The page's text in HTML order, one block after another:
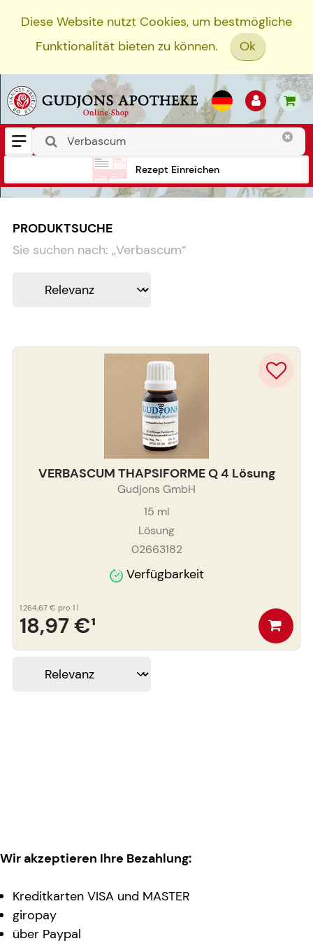
Diese Website nutzt Cookies, um bestmögliche
Funktionalität bieten zu können.
Ok
Rezept Einreichen
PRODUKTSUCHE
Sie suchen nach: „Verbascum“
VERBASCUM THAPSIFORME Q 4 Lösung
Gudjons GmbH
15 ml
Lösung
02663182
Verfügbarkeit
18,97 €¹
1.264,67 € pro 1 l
Wir akzeptieren Ihre Bezahlung:
Kreditkarten VISA und MASTER
giropay
über Paypal